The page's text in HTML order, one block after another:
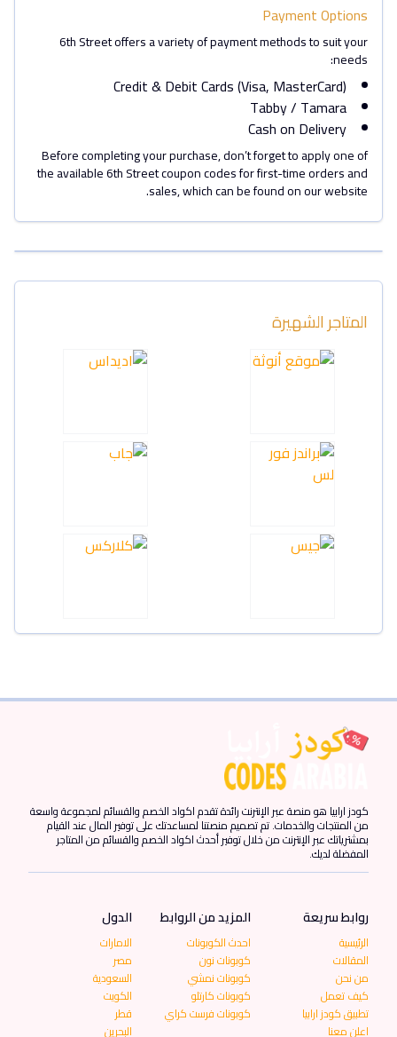
Payment Options
6th Street offers a variety of payment methods to suit your
needs:
Credit & Debit Cards (Visa, MasterCard)
Tabby / Tamara
Cash on Delivery
Before completing your purchase, don’t forget to apply one of
the available 6th Street coupon codes for first-time orders and
sales, which can be found on our website.
المتاجر الشهيرة
كودز ارابيا هو منصة عبر الإنترنت رائدة تقدم اكواد الخصم والقسائم لمجموعة واسعة
من المنتجات والخدمات. تم تصميم منصتنا لمساعدتك على توفير المال عند القيام
بمشترياتك عبر الإنترنت من خلال توفير أحدث اكواد الخصم والقسائم من المتاجر
المفضلة لديك.
روابط سريعة
الرئيسية
المقالات
من نحن
كيف تعمل
تطبيق كودز ارابيا
اعلن معنا
المزيد من الروابط
احدث الكوبونات
كوبونات نون
كوبونات نمشي
كوبونات كارتلو
كوبونات فرست كراي
الدول
الامارات
مصر
السعودية
الكويت
قطر
البحرين